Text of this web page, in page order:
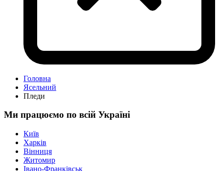
Головна
Ясельний
Пледи
Ми працюємо по всій Україні
Київ
Харків
Вінниця
Житомир
Івано-Франківськ